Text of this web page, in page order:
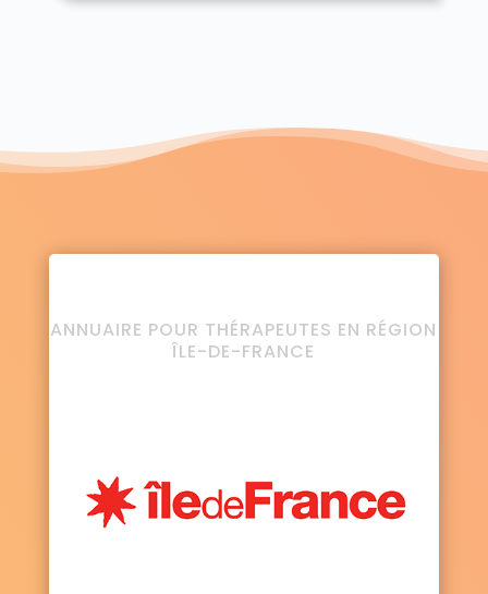
ANNUAIRE POUR THÉRAPEUTES EN RÉGION
ÎLE-DE-FRANCE